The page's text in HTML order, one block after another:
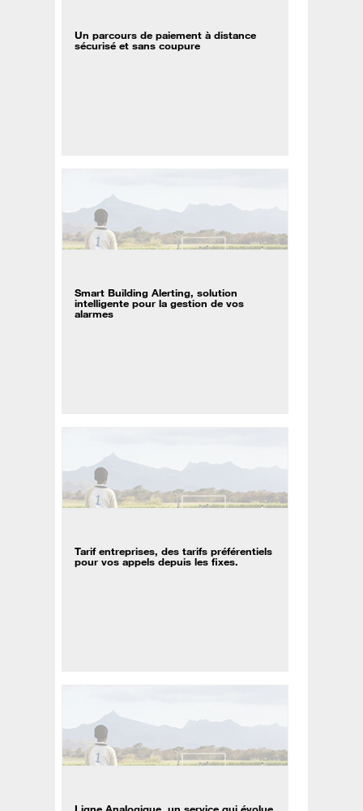
Un parcours de paiement à distance
sécurisé et sans coupure
Smart Building Alerting, solution
intelligente pour la gestion de vos
alarmes
Tarif entreprises, des tarifs préférentiels
pour vos appels depuis les fixes.